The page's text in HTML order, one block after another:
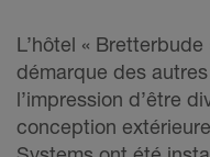
L’hôtel «
démarque des
l’impression d’être
conception